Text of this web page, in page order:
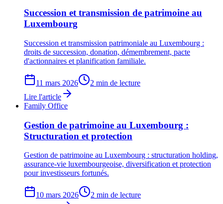
Succession et transmission de patrimoine au
Luxembourg
Succession et transmission patrimoniale au Luxembourg :
droits de succession, donation, démembrement, pacte
d'actionnaires et planification familiale.
11 mars 2026
2 min de lecture
Lire l'article
Family Office
Gestion de patrimoine au Luxembourg :
Structuration et protection
Gestion de patrimoine au Luxembourg : structuration holding,
assurance-vie luxembourgeoise, diversification et protection
pour investisseurs fortunés.
10 mars 2026
2 min de lecture